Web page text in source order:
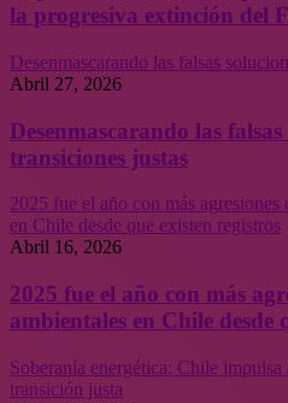
la progresiva extinción del
Desenmascarando las falsas
Abril 27, 2026
Desenmascarando las
transiciones justas
2025 fue el año con más agresiones
en Chile desde que existen registros
Abril 16, 2026
2025 fue el año con más
ambientales en Chile desde
Soberanía energética: Chile
transición justa